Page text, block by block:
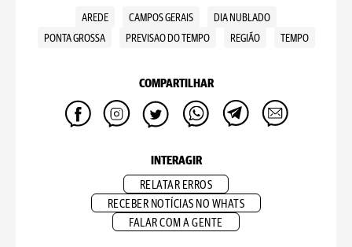
AREDE CAMPOS GERAIS
DIA NUBLADO
PONTA GROSSA
PREVISAO DO TEMPO REGIÃO TEMPO
COMPARTILHAR
INTERAGIR
RELATAR ERROS
RECEBER NOTÍCIAS NO WHATS
FALAR COM A GENTE